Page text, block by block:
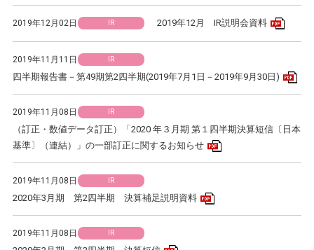
2019年12月02日 IR 2019年12月 IR説明会資料
2019年11月11日 IR
四半期報告書－第49期第2四半期(2019年7月1日－2019年9月30日)
2019年11月08日 IR
（訂正・数値データ訂正）「2020 年３月期 第１四半期決算短信〔日本
基準〕（連結）」の一部訂正に関するお知らせ
2019年11月08日 IR
2020年3月期 第2四半期 決算補足説明資料
2019年11月08日 IR